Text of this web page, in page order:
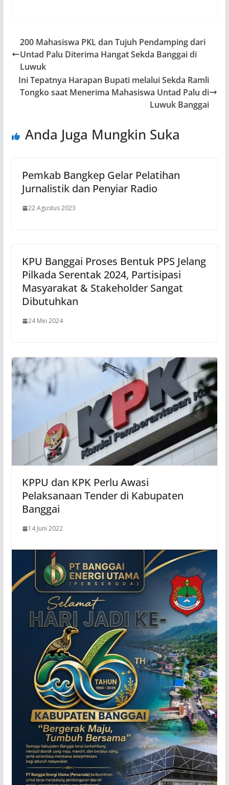
200 Mahasiswa PKL dan Tujuh Pendamping dari
Untad Palu Diterima Hangat Sekda Banggai di
Luwuk
Ini Tepatnya Harapan Bupati melalui Sekda Ramli
Tongko saat Menerima Mahasiswa Untad Palu di
Luwuk Banggai
Anda Juga Mungkin Suka
Pemkab Bangkep Gelar Pelatihan
Jurnalistik dan Penyiar Radio
22 Agustus 2023
KPU Banggai Proses Bentuk PPS Jelang
Pilkada Serentak 2024, Partisipasi
Masyarakat & Stakeholder Sangat
Dibutuhkan
24 Mei 2024
KPPU dan KPK Perlu Awasi
Pelaksanaan Tender di Kabupaten
Banggai
14 Juni 2022